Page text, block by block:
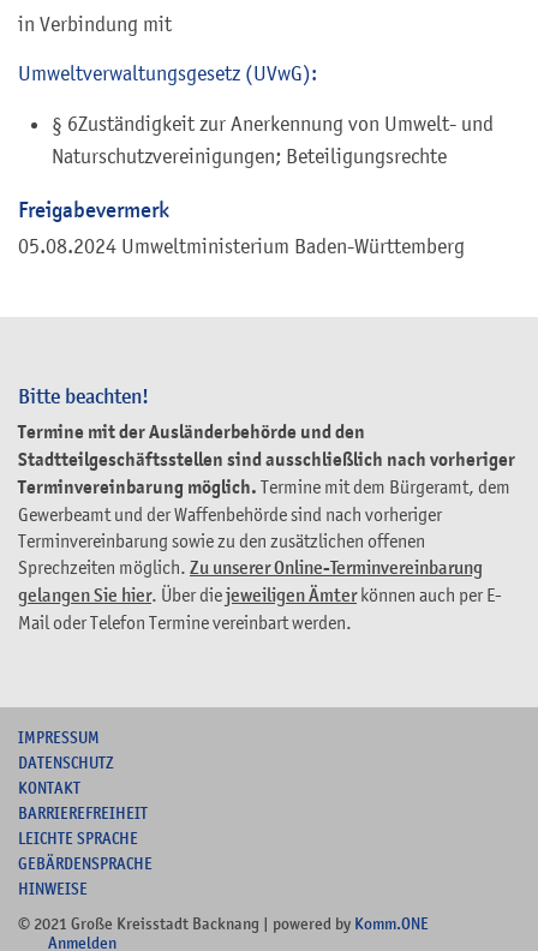
Bitte beachten!
Termine mit der Ausländerbehörde und den
Stadtteilgeschäftsstellen sind ausschließlich nach vorheriger
Terminvereinbarung möglich. Termine mit dem Bürgeramt, dem
Gewerbeamt und der Waffenbehörde sind nach vorheriger
Terminvereinbarung sowie zu den zusätzlichen offenen
Sprechzeiten möglich. Zu unserer Online-Terminvereinbarung
gelangen Sie hier. Über diejeweiligen Ämterkönnen auch per E-
Mail oder Telefon Termine vereinbart werden.
in Verbindung mit
Umweltverwaltungsgesetz (UVwG):
§ 6Zuständigkeit zur Anerkennung von Umwelt- und
Naturschutzvereinigungen; Beteiligungsrechte
Freigabevermerk
05.08.2024 Umweltministerium Baden-Württemberg
IMPRESSUM
DATENSCHUTZ
KONTAKT
BARRIEREFREIHEIT
LEICHTE SPRACHE
GEBÄRDENSPRACHE
HINWEISE
© 2021 Große Kreisstadt Backnang | powered by Komm.ONE
Anmelden